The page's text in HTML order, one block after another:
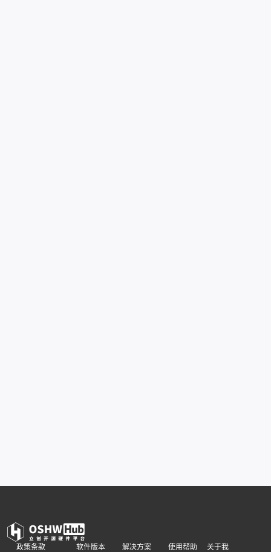
政策条款 软件版本 解决方案 使用帮助
关于我